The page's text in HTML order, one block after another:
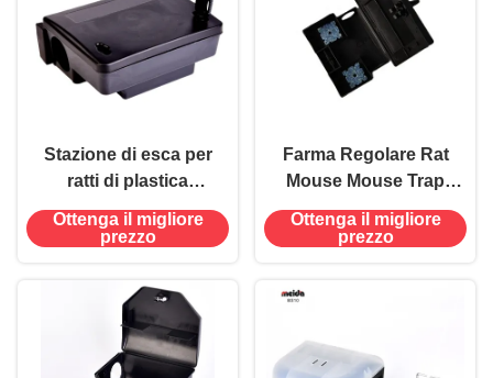
Stazione di esca per
ratti di plastica
chiudibile per un
efficace controllo dei
hotel e ufficio
Ottenga il migliore
prezzo
Farma Regolare Rat
Mouse Mouse Trap
Box Hard Durable
Black Plastic Bait
Ottenga il migliore
prezzo